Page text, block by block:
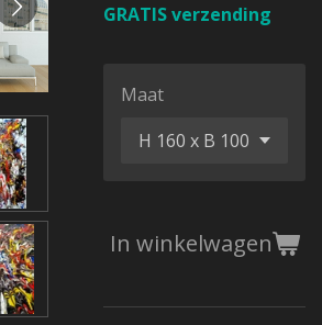
GRATIS verzending
Maat
In winkelwagen